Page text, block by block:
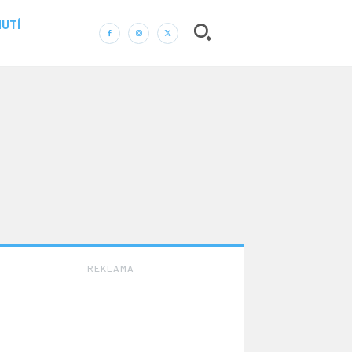
Náš web nabízí komplexní informace a rady pro
různých onemocněních, přínosné zdravotní praktiky,
― REKLAMA ―